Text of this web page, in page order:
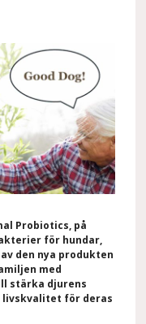
Probiotics, på
för hundar,
den nya produkten
en med
stärka djurens
livskvalitet för deras